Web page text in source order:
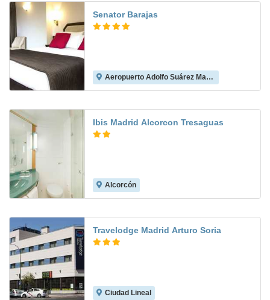
Senator Barajas
Aeropuerto Adolfo Suárez Madrid-Barajas
Ibis Madrid Alcorcon Tresaguas
Alcorcón
Travelodge Madrid Arturo Soria
Ciudad Lineal